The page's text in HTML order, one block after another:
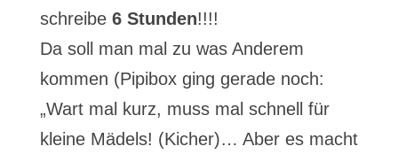
schreibe 6 Stunden!!!!
Da soll man mal zu was Anderem
kommen (Pipibox ging gerade noch:
„Wart mal kurz, muss mal schnell für
kleine Mädels! (Kicher)… Aber es macht